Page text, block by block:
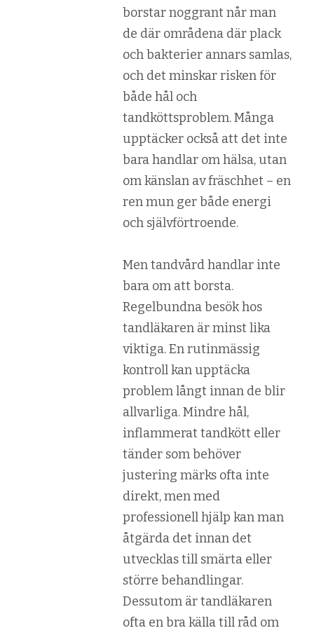
borstar noggrant når man
de där områdena där plack
och bakterier annars samlas,
och det minskar risken för
både hål och
tandköttsproblem. Många
upptäcker också att det inte
bara handlar om hälsa, utan
om känslan av fräschhet – en
ren mun ger både energi
och självförtroende.
Men tandvård handlar inte
bara om att borsta.
Regelbundna besök hos
tandläkaren är minst lika
viktiga. En rutinmässig
kontroll kan upptäcka
problem långt innan de blir
allvarliga. Mindre hål,
inflammerat tandkött eller
tänder som behöver
justering märks ofta inte
direkt, men med
professionell hjälp kan man
åtgärda det innan det
utvecklas till smärta eller
större behandlingar.
Dessutom är tandläkaren
ofta en bra källa till råd om